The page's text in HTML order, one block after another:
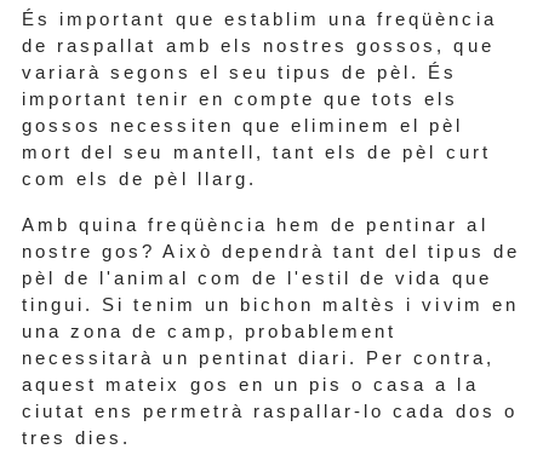
És important que establim una freqüència
de raspallat amb els nostres gossos, que
variarà segons el seu tipus de pèl. És
important tenir en compte que tots els
gossos necessiten que eliminem el pèl
mort del seu mantell, tant els de pèl curt
com els de pèl llarg.
Amb quina freqüència hem de pentinar al
nostre gos? Això dependrà tant del tipus de
pèl de l'animal com de l'estil de vida que
tingui. Si tenim un bichon maltès i vivim en
una zona de camp, probablement
necessitarà un pentinat diari. Per contra,
aquest mateix gos en un pis o casa a la
ciutat ens permetrà raspallar-lo cada dos o
tres dies.